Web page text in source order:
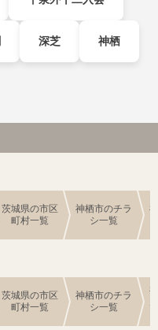
深芝 神栖
茨城県の市区
町村一覧
神栖市のチラ
シ一覧
茨城県の市区
町村一覧
神栖市のチラ
シ一覧